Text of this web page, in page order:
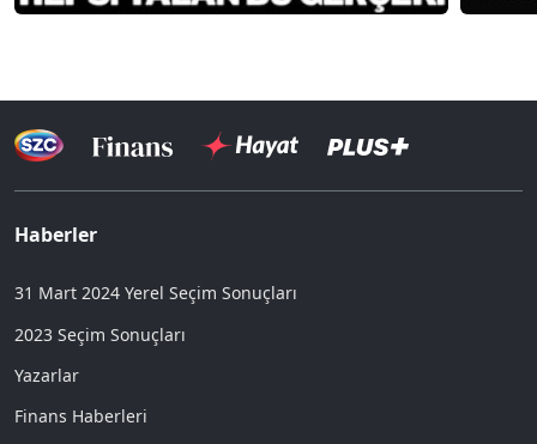
Haberler
31 Mart 2024 Yerel Seçim Sonuçları
2023 Seçim Sonuçları
Yazarlar
Finans Haberleri